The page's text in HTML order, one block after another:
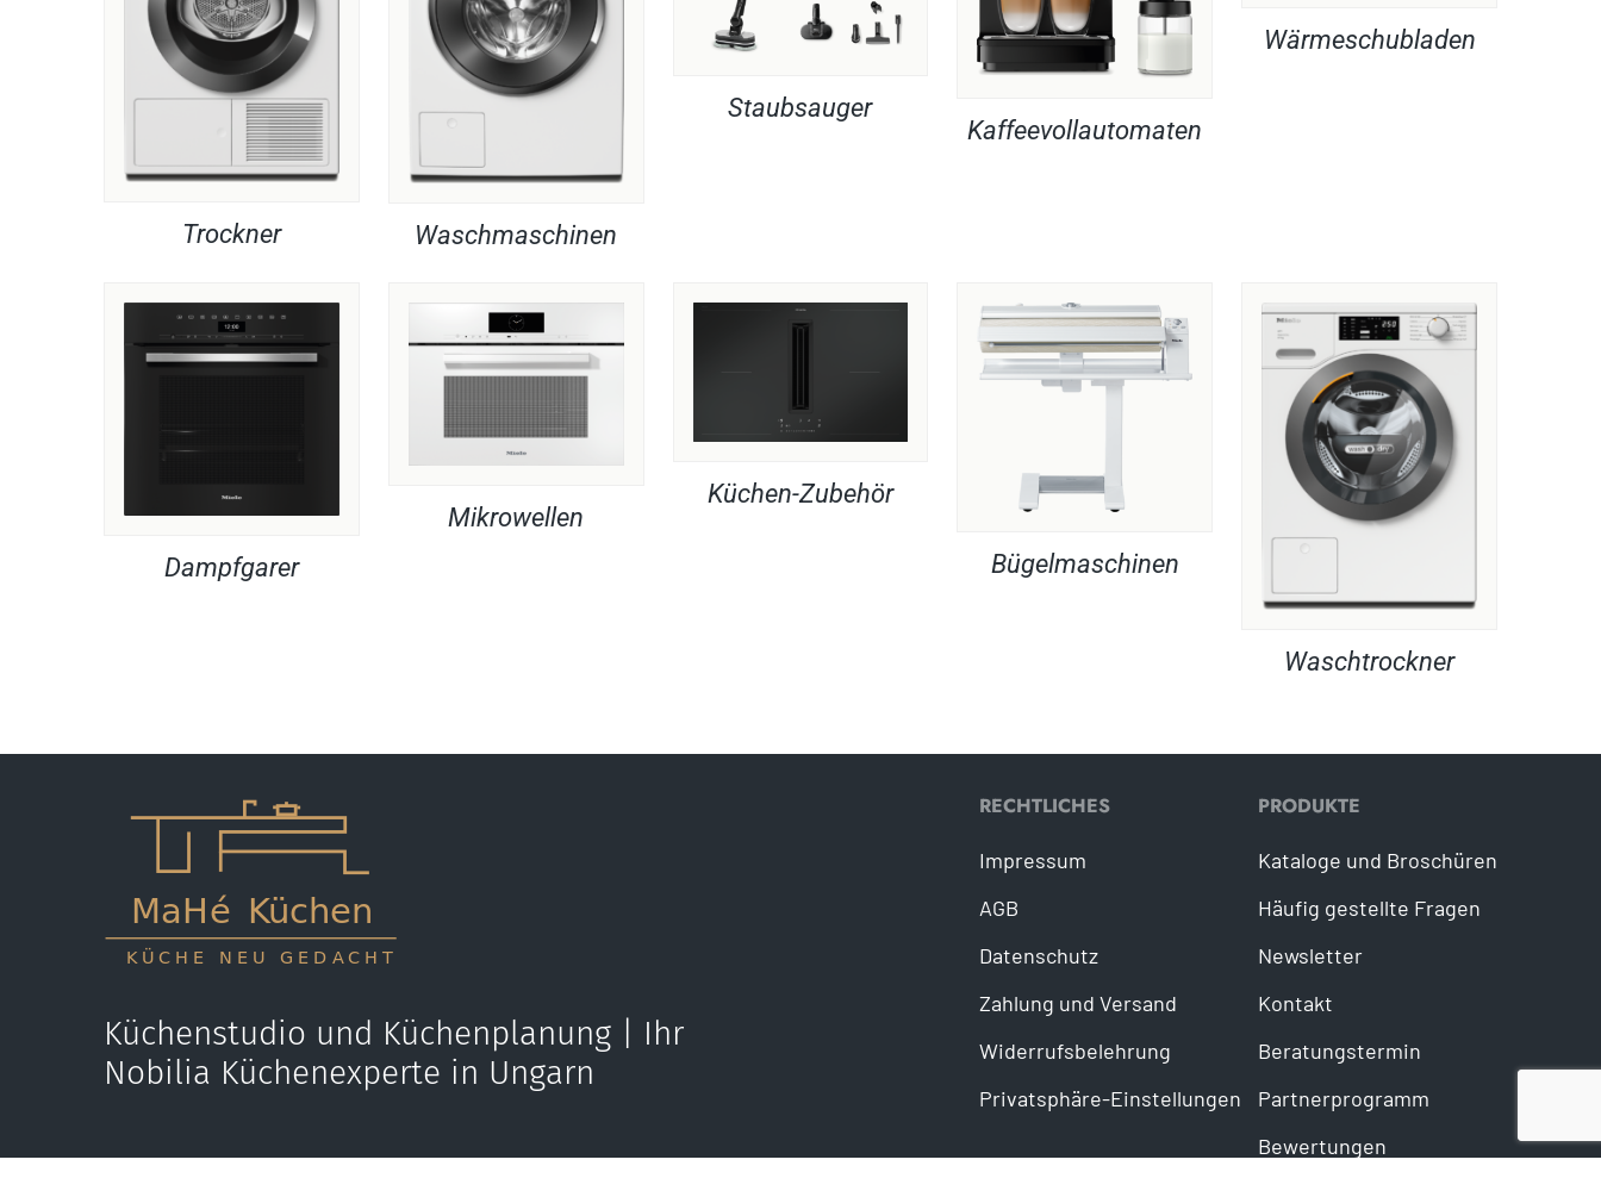
Trockner Waschmaschinen
Staubsauger
Kaffeevollautomaten
Wärmeschubladen
Dampfgarer
Mikrowellen
Küchen-Zubehör
Bügelmaschinen
Waschtrockner
Küchenstudio und Küchenplanung | Ihr
Nobilia Küchenexperte in Ungarn
RECHTLICHES
Impressum
AGB
Datenschutz
Zahlung und Versand
Widerrufsbelehrung
Privatsphäre-Einstellungen
PRODUKTE
Kataloge und Broschüren
Häufig gestellte Fragen
Newsletter
Kontakt
Beratungstermin
Partnerprogramm
Bewertungen